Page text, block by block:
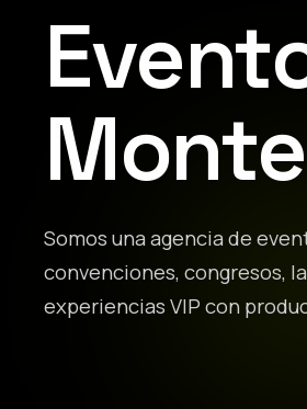
Somos una agencia de
convenciones, congresos,
experiencias VIP con